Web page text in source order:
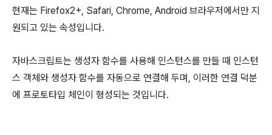
현재는 Firefox2+, Safari, Chrome, Android 브라우저에서만 지
원되고 있는 속성입니다.
자바스크립트는 생성자 함수를 사용해 인스턴스를 만들 때 인스턴
스 객체와 생성자 함수를 자동으로 연결해 두며, 이러한 연결 덕분
에 프로토타입 체인이 형성되는 것입니다.